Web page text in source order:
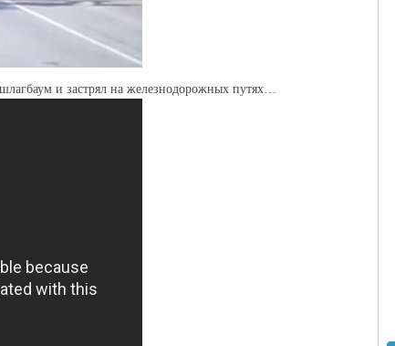
и застрял на железнодорожных путях…